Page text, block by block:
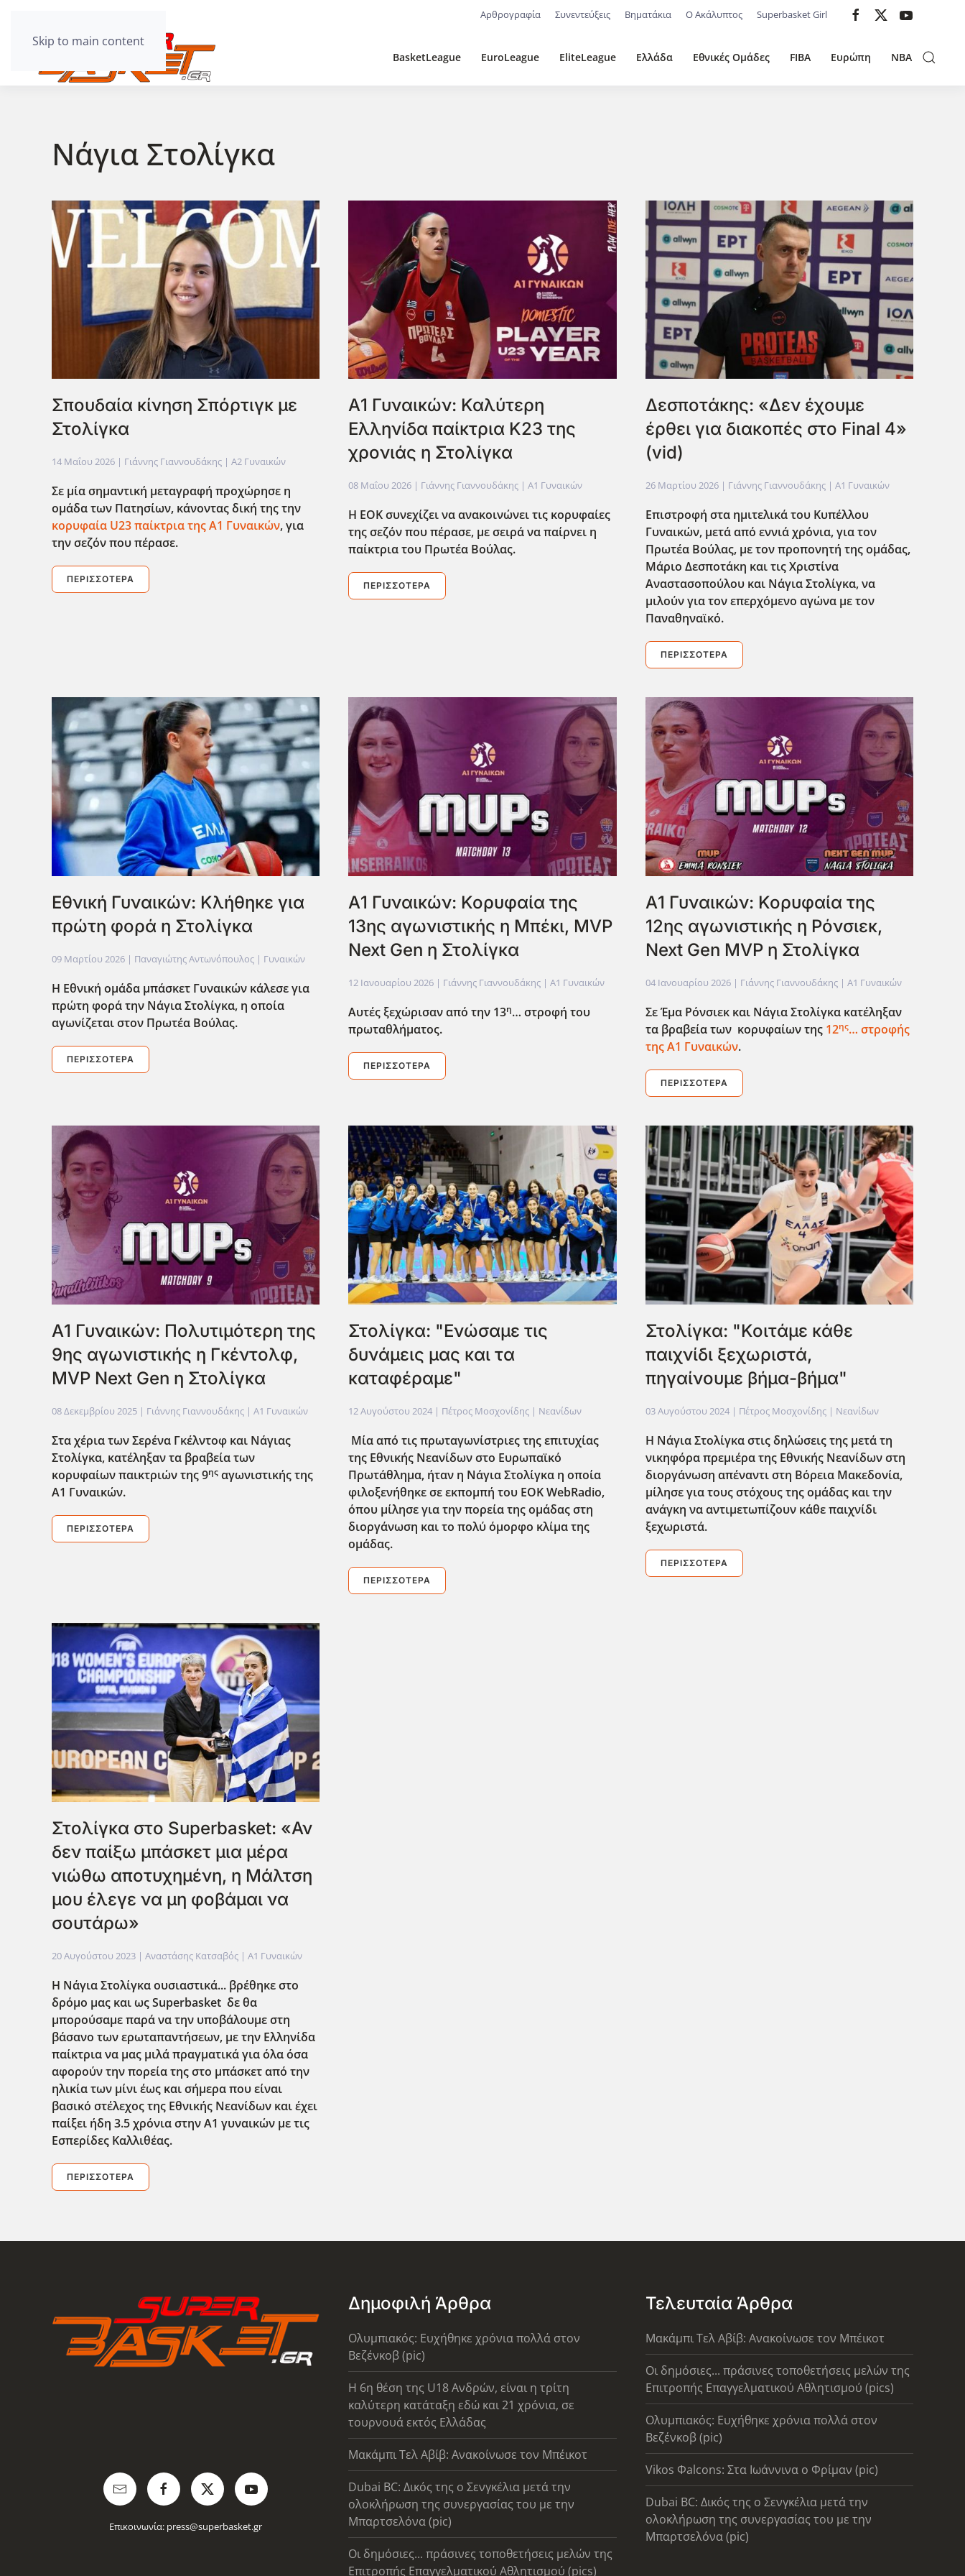
Skip to main content
Αρθρογραφία Συνεντεύξεις Βηματάκια Ο Ακάλυπτος Superbasket Girl
BasketLeague EuroLeague EliteLeague Ελλάδα Εθνικές Ομάδες FIBA Ευρώπη NBA
Νάγια Στολίγκα
Σπουδαία κίνηση Σπόρτιγκ με
Στολίγκα
14 Μαΐου 2026 | Γιάννης Γιαννουδάκης | Α2 Γυναικών
Σε μία σημαντική μεταγραφή προχώρησε η
ομάδα των Πατησίων, κάνοντας δική της την
κορυφαία U23 παίκτρια της Α1 Γυναικών, για
την σεζόν που πέρασε.
ΠΕΡΙΣΣΌΤΕΡΑ
Α1 Γυναικών: Καλύτερη
Ελληνίδα παίκτρια Κ23 της
χρονιάς η Στολίγκα
08 Μαΐου 2026 | Γιάννης Γιαννουδάκης |Α1 Γυναικών
Η ΕΟΚ συνεχίζει να ανακοινώνει τις κορυφαίες
της σεζόν που πέρασε, με σειρά να παίρνει η
παίκτρια του Πρωτέα Βούλας.
ΠΕΡΙΣΣΌΤΕΡΑ
Δεσποτάκης: «Δεν έχουμε
έρθει για διακοπές στο Final 4»
(vid)
26 Μαρτίου 2026| Γιάννης Γιαννουδάκης | Α1 Γυναικών
Επιστροφή στα ημιτελικά του Κυπέλλου
Γυναικών, μετά από εννιά χρόνια, για τον
Πρωτέα Βούλας, με τον προπονητή της ομάδας,
Μάριο Δεσποτάκη και τις Χριστίνα
Αναστασοπούλου και Νάγια Στολίγκα, να
μιλούν για τον επερχόμενο αγώνα με τον
Παναθηναϊκό.
ΠΕΡΙΣΣΌΤΕΡΑ
Eθνική Γυναικών: Κλήθηκε για
πρώτη φορά η Στολίγκα
09 Μαρτίου 2026 | Παναγιώτης Αντωνόπουλος | Γυναικών
Η Εθνική ομάδα μπάσκετ Γυναικών κάλεσε για
πρώτη φορά την Νάγια Στολίγκα, η οποία
αγωνίζεται στον Πρωτέα Βούλας.
ΠΕΡΙΣΣΌΤΕΡΑ
Α1 Γυναικών: Κορυφαία της
13ης αγωνιστικής η Μπέκι, MVP
Next Gen η Στολίγκα
12 Ιανουαρίου 2026 | Γιάννης Γιαννουδάκης |Α1 Γυναικών
Αυτές ξεχώρισαν από την 13η… στροφή του
πρωταθλήματος.
ΠΕΡΙΣΣΌΤΕΡΑ
Α1 Γυναικών: Κορυφαία της
12ης αγωνιστικής η Ρόνσιεκ,
Next Gen MVP η Στολίγκα
04 Ιανουαρίου 2026| Γιάννης Γιαννουδάκης | Α1 Γυναικών
Σε Έμα Ρόνσιεκ και Νάγια Στολίγκα κατέληξαν
τα βραβεία των κορυφαίων της 12ης… στροφής
της Α1 Γυναικών.
ΠΕΡΙΣΣΌΤΕΡΑ
Α1 Γυναικών: Πολυτιμότερη της
9ης αγωνιστικής η Γκέντολφ,
MVP Next Gen η Στολίγκα
08 Δεκεμβρίου 2025 | Γιάννης Γιαννουδάκης | Α1 Γυναικών
Στα χέρια των Σερένα Γκέλντοφ και Νάγιας
Στολίγκα, κατέληξαν τα βραβεία των
κορυφαίων παικτριών της 9ης αγωνιστικής της
Α1 Γυναικών.
ΠΕΡΙΣΣΌΤΕΡΑ
Στολίγκα: "Ενώσαμε τις
δυνάμεις μας και τα
καταφέραμε"
12 Αυγούστου 2024 | Πέτρος Μοσχονίδης | Νεανίδων
Μία από τις πρωταγωνίστριες της επιτυχίας
της Εθνικής Νεανίδων στο Ευρωπαϊκό
Πρωτάθλημα, ήταν η Νάγια Στολίγκα η οποία
φιλοξενήθηκε σε εκπομπή του EOK WebRadio,
όπου μίλησε για την πορεία της ομάδας στη
διοργάνωση και το πολύ όμορφο κλίμα της
ομάδας.
ΠΕΡΙΣΣΌΤΕΡΑ
Στολίγκα: "Κοιτάμε κάθε
παιχνίδι ξεχωριστά,
πηγαίνουμε βήμα-βήμα"
03 Αυγούστου 2024| Πέτρος Μοσχονίδης | Νεανίδων
Η Νάγια Στολίγκα στις δηλώσεις της μετά τη
νικηφόρα πρεμιέρα της Εθνικής Νεανίδων στη
διοργάνωση απέναντι στη Βόρεια Μακεδονία,
μίλησε για τους στόχους της ομάδας και την
ανάγκη να αντιμετωπίζουν κάθε παιχνίδι
ξεχωριστά.
ΠΕΡΙΣΣΌΤΕΡΑ
Στολίγκα στο Superbasket: «Αν
δεν παίξω μπάσκετ μια μέρα
νιώθω αποτυχημένη, η Μάλτση
μου έλεγε να μη φοβάμαι να
σουτάρω»
20 Αυγούστου 2023 | Αναστάσης Κατσαβός | Α1 Γυναικών
Η Νάγια Στολίγκα ουσιαστικά... βρέθηκε στο
δρόμο μας και ως Superbasket δε θα
μπορούσαμε παρά να την υποβάλουμε στη
βάσανο των ερωταπαντήσεων, με την Ελληνίδα
παίκτρια να μας μιλά πραγματικά για όλα όσα
αφορούν την πορεία της στο μπάσκετ από την
ηλικία των μίνι έως και σήμερα που είναι
βασικό στέλεχος της Εθνικής Νεανίδων και έχει
παίξει ήδη 3.5 χρόνια στην Α1 γυναικών με τις
Εσπερίδες Καλλιθέας.
ΠΕΡΙΣΣΌΤΕΡΑ
Επικοινωνία: press@superbasket.gr
Δημοφιλή Άρθρα
Ολυμπιακός: Ευχήθηκε χρόνια πολλά στον
Βεζένκοβ (pic)
Η 6η θέση της U18 Ανδρών, είναι η τρίτη
καλύτερη κατάταξη εδώ και 21 χρόνια, σε
τουρνουά εκτός Ελλάδας
Μακάμπι Τελ Αβίβ: Ανακοίνωσε τον Μπέικοτ
Dubai BC: Δικός της ο Σενγκέλια μετά την
ολοκλήρωση της συνεργασίας του με την
Μπαρτσελόνα (pic)
Οι δημόσιες... πράσινες τοποθετήσεις μελών της
Επιτροπής Επαγγελματικού Αθλητισμού (pics)
Τελευταία Άρθρα
Μακάμπι Τελ Αβίβ: Ανακοίνωσε τον Μπέικοτ
Οι δημόσιες... πράσινες τοποθετήσεις μελών της
Επιτροπής Επαγγελματικού Αθλητισμού (pics)
Ολυμπιακός: Ευχήθηκε χρόνια πολλά στον
Βεζένκοβ (pic)
Vikos Φalcons: Στα Ιωάννινα ο Φρίμαν (pic)
Dubai BC: Δικός της ο Σενγκέλια μετά την
ολοκλήρωση της συνεργασίας του με την
Μπαρτσελόνα (pic)